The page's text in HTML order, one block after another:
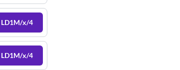
LD1M/x/4
LD1M/x/4